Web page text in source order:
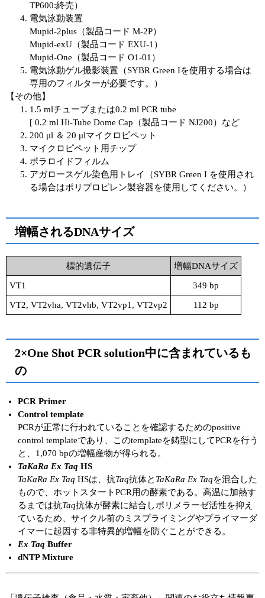
TP600:終売）
電気泳動装置
Mupid-2plus（製品コード M-2P）
Mupid-exU（製品コード EXU-1）
Mupid-One（製品コード O1-01）
電気泳動ゲル撮影装置（SYBR Green Iを使用する場合は
専用のフィルターが必要です。）
【その他】
1.5 mlチューブまたは0.2 ml PCR tube
[ 0.2 ml Hi-Tube Dome Cap（製品コード NJ200）など
200 μl ＆ 20 μlマイクロピペット
マイクロピペット用チップ
ポラロイドフィルム
アガロースゲル染色用トレイ（SYBR Green I を使用され
る場合はポリプロピレン製容器を使用してください。）
増幅されるDNAサイズ
標的遺伝子 増幅DNAサイズ
VT1 349 bp
VT2, VT2vha, VT2vhb, VT2vp1, VT2vp2 112 bp
2×One Shot PCR solution中に含まれているも
の
PCR Primer
Control template
PCRが正常に行われていることを確認するためのpositive
control templateであり、このtemplateを鋳型にしてPCRを行う
と、1,070 bpの増幅産物が得られる。
TaKaRa Ex Taq HS
TaKaRa Ex Taq HSは、抗Taq抗体と TaKaRa Ex Taqを混合した
もので、ホットスタートPCR用の酵素である。高温に加熱す
るまでは抗Taq抗体が酵素に結合しポリメラーゼ活性を抑え
ているため、サイクル前のミスプライミングやプライマーダ
イマーに起因する非特異的増幅を防ぐことができる。
Ex Taq Buffer
dNTP Mixture